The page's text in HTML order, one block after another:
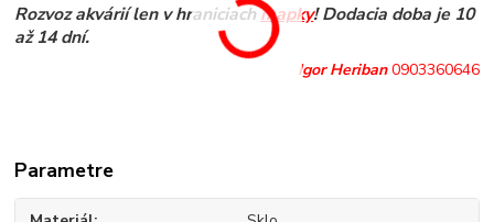
Rozvoz akvárií len v hraniciachmapky! Dodacia doba je 10
až 14 dní.
Igor Heriban0903360646
Parametre